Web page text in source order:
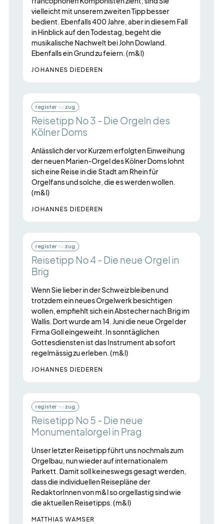
vielleicht mit unserem zweiten Tipp besser
bedient. Ebenfalls 400 Jahre, aber in diesem Fall
in Hinblick auf den Todestag, begeht die
musikalische Nachwelt bei John Dowland.
Ebenfalls ein Grund zu feiern. (m&l)
JOHANNES DIEDEREN
register zug
Reisetipp No 3 - Die Orgeln des
Kölner Doms
Anlässlich der vor Kurzem erfolgten Einweihung
der neuen Marien-Orgel des Kölner Doms lohnt
sich eine Reise in die Stadt am Rhein für
Orgelfans und solche, die es werden wollen.
(m&l)
JOHANNES DIEDEREN
register zug
Reisetipp No 4 - Die neue Orgel in
Brig
Wenn Sie lieber in der Schweiz bleiben und
trotzdem ein neues Orgelwerk besichtigen
wollen, empfiehlt sich ein Abstecher nach Brig im
Wallis. Dort wurde am 14. Juni die neue Orgel der
Firma Goll eingeweiht. In sonntäglichen
Gottesdiensten ist das Instrument ab sofort
regelmässig zu erleben. (m&l)
JOHANNES DIEDEREN
register zug
Reisetipp No 5 - Die neue
Monumentalorgel in Prag
Unser letzter Reisetipp führt uns nochmals zum
Orgelbau, nun wieder auf internationalem
Parkett. Damit soll keineswegs gesagt werden,
dass die individuellen Reisepläne der
RedaktorInnen von m&l so orgellastig sind wie
die aktuellen Reisetipps. (m&l)
MATTHIAS WAMSER